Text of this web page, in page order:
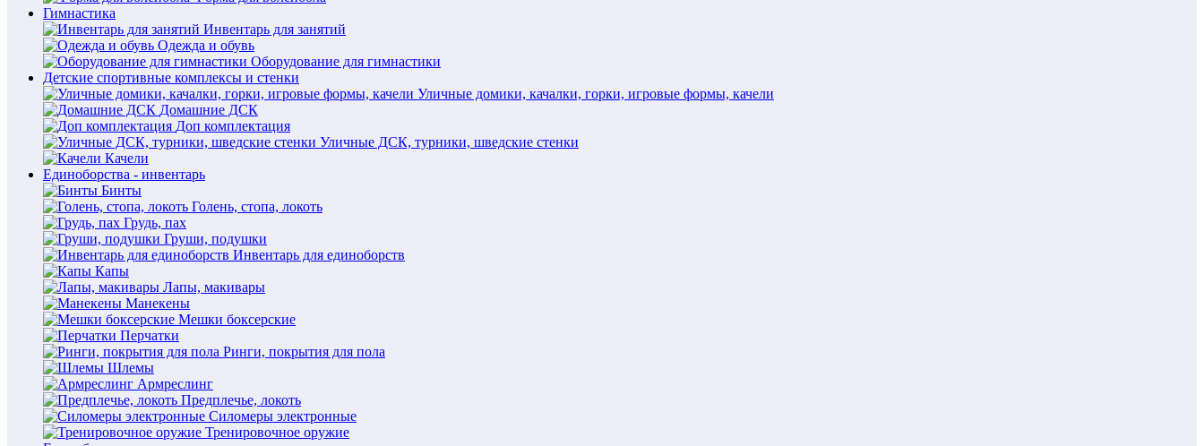
Гимнастика
Инвентарь для занятий
Одежда и обувь
Оборудование для гимнастики
Детские спортивные комплексы и стенки
Уличные домики, качалки, горки, игровые формы, качели
Домашние ДСК
Доп комплектация
Уличные ДСК, турники, шведские стенки
Качели
Единоборства - инвентарь
Бинты
Голень, стопа, локоть
Грудь, пах
Груши, подушки
Инвентарь для единоборств
Капы
Лапы, макивары
Манекены
Мешки боксерские
Перчатки
Ринги, покрытия для пола
Шлемы
Армреслинг
Предплечье, локоть
Силомеры электронные
Тренировочное оружие